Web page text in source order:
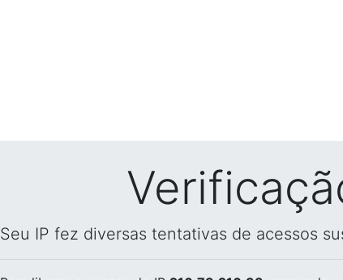
Seu IP fez diversas tentativas de acessos